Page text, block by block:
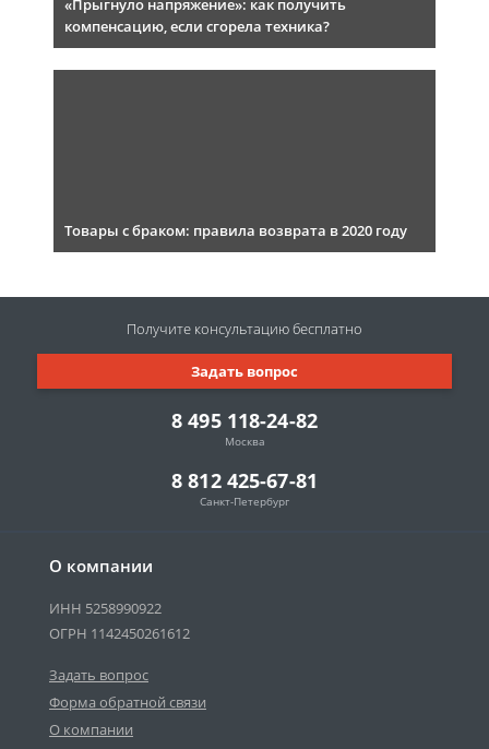
«Прыгнуло напряжение»: как получить
компенсацию, если сгорела техника?
Товары с браком: правила возврата в 2020 году
О компании
ИНН 5258990922
ОГРН 1142450261612
Задать вопрос
Форма обратной связи
О компании
8 495 118-24-82
Москва
8 812 425-67-81
Санкт-Петербург
Задать вопрос
Получите консультациюбесплатно